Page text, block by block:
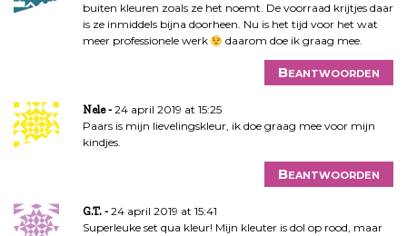
buiten kleuren zoals ze het noemt. De voorraad krijtjes daar
is ze inmiddels bijna doorheen. Nu is het tijd voor het wat
meer professionele werk
daarom doe ik graag mee.
Beantwoorden
Nele
24 april 2019 at 15:25
Paars is mijn lievelingskleur, ik doe graag mee voor mijn
kindjes.
Beantwoorden
G.T.
24 april 2019 at 15:41
Superleuke set qua kleur! Mijn kleuter is dol op rood, maar